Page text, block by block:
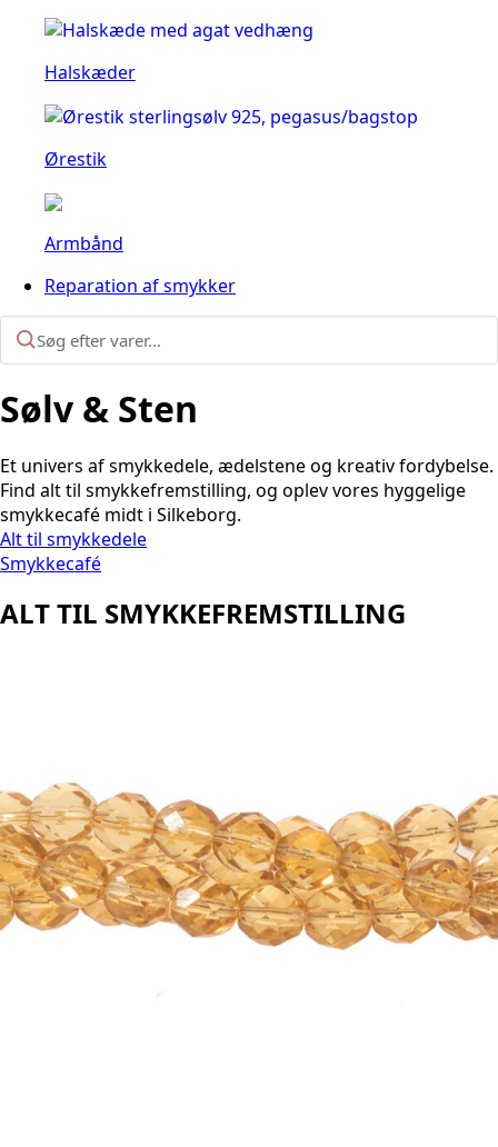
Halskæder
Ørestik
Armbånd
Reparation af smykker
Sølv & Sten
Et univers af smykkedele, ædelstene og kreativ fordybelse.
Find alt til smykkefremstilling, og oplev vores hyggelige
smykkecafé midt i Silkeborg.
Alt til smykkedele
Smykkecafé
ALT TIL SMYKKEFREMSTILLING